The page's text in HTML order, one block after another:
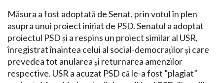
Măsura a fost adoptată de Senat, prin votul în plen
asupra unui proiect inițiat de PSD. Senatul a adoptat
proiectul PSD și a respins un proiect similar al USR,
înregistrat înaintea celui al social-democraților și care
prevedea tot anularea și returnarea amenzilor
respective. USR a acuzat PSD că le-a fost ”plagiat”